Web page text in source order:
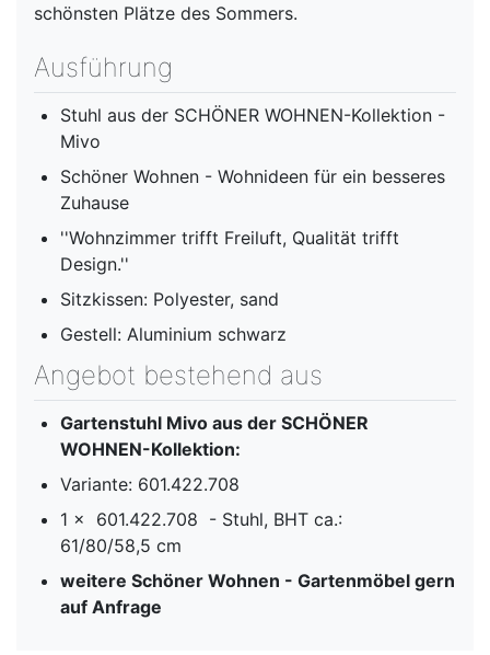
schönsten Plätze des Sommers.
Ausführung
Stuhl aus der SCHÖNER WOHNEN-Kollektion -
Mivo
Schöner Wohnen - Wohnideen für ein besseres
Zuhause
''Wohnzimmer trifft Freiluft, Qualität trifft
Design.''
Sitzkissen: Polyester, sand
Gestell: Aluminium schwarz
Angebot bestehend aus
Gartenstuhl Mivo aus der SCHÖNER
WOHNEN-Kollektion:
Variante: 601.422.708
1 x 601.422.708 - Stuhl, BHT ca.:
61/80/58,5 cm
weitere Schöner Wohnen - Gartenmöbel gern
auf Anfrage